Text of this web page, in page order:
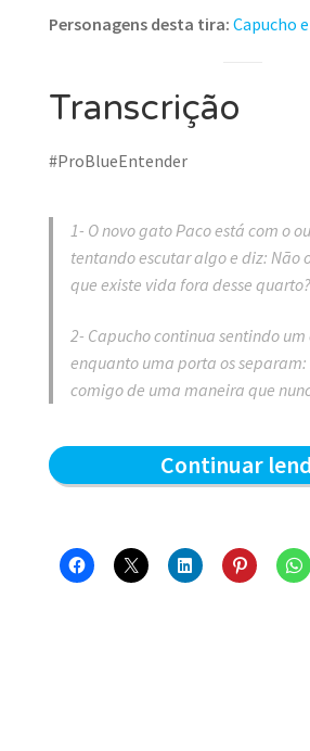
Personagens desta tira: Capucho
Transcrição
#ProBlueEntender
1- O novo gato Paco está com o
tentando escutar algo e diz: Não
que existe vida fora desse quarto?
2- Capucho continua sentindo
enquanto uma porta os separam:
comigo de uma maneira que
Continuar